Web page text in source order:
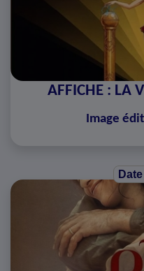
AFFICHE : LA
Image